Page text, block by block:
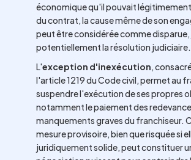
économique qu'il pouvait
du contrat, la cause même de son
peut être considérée comme
potentiellement la résolution judiciaire.
L'exception d'inexécution,
l'article 1219 du Code civil, permet au
suspendre l'exécution de ses propres
notamment le paiement des
manquements graves du franchiseur.
mesure provisoire, bien que risquée si
juridiquement solide, peut constituer